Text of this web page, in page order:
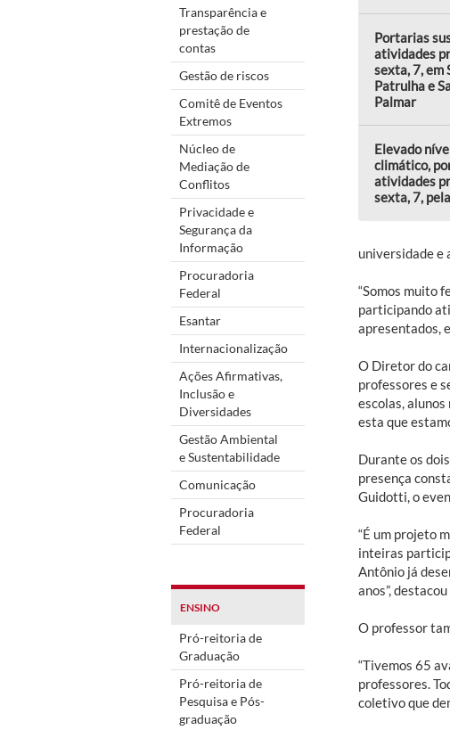
Transparência e
prestação de
contas
Gestão de riscos
Comitê de Eventos
Extremos
Núcleo de
Mediação de
Conflitos
Privacidade e
Segurança da
Informação
Procuradoria
Federal
Esantar
Internacionalização
Ações Afirmativas,
Inclusão e
Diversidades
Gestão Ambiental
e Sustentabilidade
Comunicação
Procuradoria
Federal
ENSINO
Pró-reitoria de
Graduação
Pró-reitoria de
Pesquisa e Pós-
graduação
Portarias
atividades
sexta, 7, em
Patrulha e
Palmar
Elevado
climático,
atividades
sexta, 7,
universidade e
“Somos muito
participando
apresentados,
O Diretor do
professores e
escolas,
esta que
Durante os
presença
Guidotti, o
“É um projeto
inteiras
Antônio já
anos”,
O professor
“Tivemos 65
professores.
coletivo que